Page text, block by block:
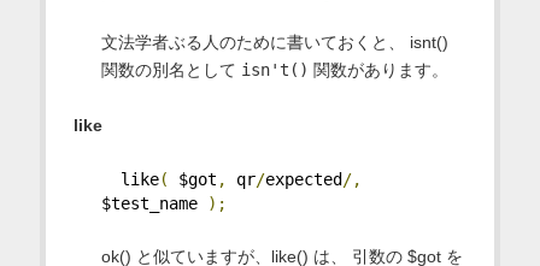
文法学者ぶる人のために書いておくと、 isnt()
関数の別名として isn't() 関数があります。
like
like( $got , qr/expected /,
$test_name
);
ok() と似ていますが、like() は、 引数の $got を